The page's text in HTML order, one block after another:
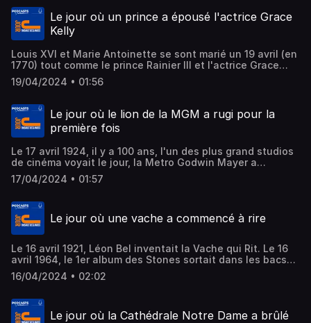
avril 1997, la France découvrait un groupe de Rock qui ce
jour là sortait un 1er album intitulé Louis Attaque
Le jour où un prince a épousé l'actrice Grace
Kelly
Louis XVI et Marie Antoinette se sont marié un 19 avril (en
1770) tout comme le prince Rainier III et l'actrice Grace
Kelly (1956). Le 19 avril 1987, Homer Simpson et sa famille
apparaissaient pour la 1ère fois, dans un court métrage.
était mis en route. Il deviendra le premier robot citoyen
d'un état.
19/04/2024 • 01:56
Le jour où le lion de la MGM a rugi pour la
première fois
Le 17 avril 1924, il y a 100 ans, l'un des plus grand studios
de cinéma voyait le jour, la Metro Godwin Mayer a
produits quelques un des plus grands film d'hollywood. Le
17 avril 2011, Games of Throne était diffusé pour la 1ère
monde. Le 17 avril 1964, Ford présentait sa mythique
Mustang rendue célèbre par le cinéma.
17/04/2024 • 01:57
Le jour où une vache a commencé à rire
Le 16 avril 1921, Léon Bel inventait la Vache qui Rit. Le 16
avril 1964, le 1er album des Stones sortait dans les bacs
avec à l'intérieur le 1er titre signé Jagger/Richards. Enfin,
le 16 avril 1990, le stade de Wembley à Londres acceuillait
Nelson Mandela.
16/04/2024 • 02:02
Le jour où la Cathédrale Notre Dame a brûlé